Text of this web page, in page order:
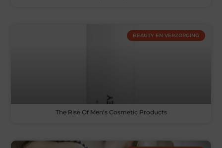
BEAUTY EN VERZORGING
The Rise Of Men's Cosmetic Products